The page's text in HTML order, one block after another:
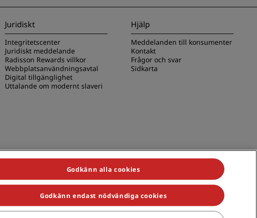
Juridiskt
Integritetscenter
Juridiskt meddelande
Radisson Rewards villkor
Webbplatsanvändningsavtal
Digital tillgänglighet
Uttalande om modernt slaveri
Hjälp
Meddelanden till konsumenter
Kontakt
Frågor och svar
Sidkarta
Individuals, Park Plaza, Park Inn, Country Inn & Suites, Prize by Radisson,
Godkänn alla cookies
Godkänn endast nödvändiga cookies